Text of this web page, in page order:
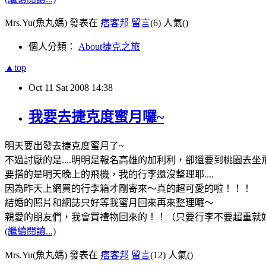
Mrs.Yu(魚丸媽) 發表在 痞客邦 留言(6) 人氣()
個人分類： About捷克之旅
▲top
Oct 11 Sat 2008 14:38
我要去捷克度蜜月囉~
明天要出發去捷克度蜜月了~
不過討厭的是....明明是報名高雄的加利利，卻還要到桃園去坐
要搭的是明天晚上的飛機，我的行李還沒整理耶....
因為昨天上網買的行李箱才剛寄來～真的超可愛的啦！！！
結婚的照片和網誌只好等我蜜月回來再來整理囉～
親愛的朋友們，我會買禮物回來的！！（只要行李不要超重就
(繼續閱讀...)
Mrs.Yu(魚丸媽) 發表在 痞客邦 留言(12) 人氣()